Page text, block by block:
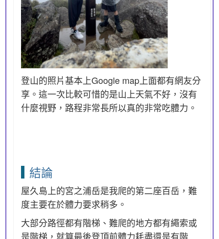
登山的照片基本上Google map上面都有網友分
享。這一次比較可惜的是山上天氣不好，沒有
什麼視野，路程非常長所以真的非常吃體力。
結論
屋久島上的宮之浦岳是我爬的第二座百岳，難
度主要在於體力要求稍多。
大部分路徑都有階梯、難爬的地方都有繩索或
是階梯，就算最後登頂前體力耗盡還是有階